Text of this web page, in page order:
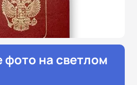
фото на светлом